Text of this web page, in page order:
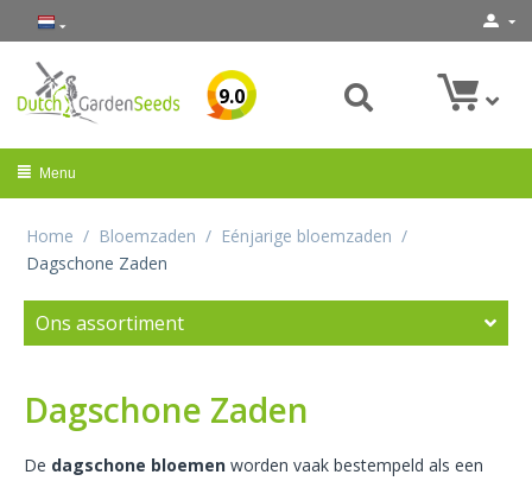
9.0
Menu
Home / Bloemzaden / Eénjarige bloemzaden /
Dagschone Zaden
Ons assortiment
Dagschone Zaden
De dagschone bloemen worden vaak bestempeld als een